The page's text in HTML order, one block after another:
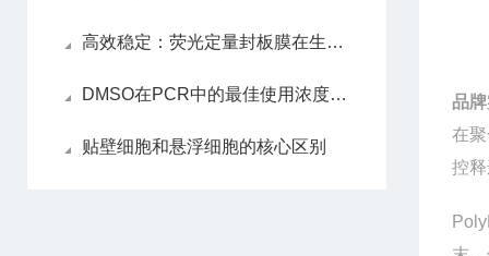
高效稳定：荧光定量封板膜在生物实验中的应用
DMSO在PCR中的最佳使用浓度是多少？
贴壁细胞和悬浮细胞的核心区别
品
在
控